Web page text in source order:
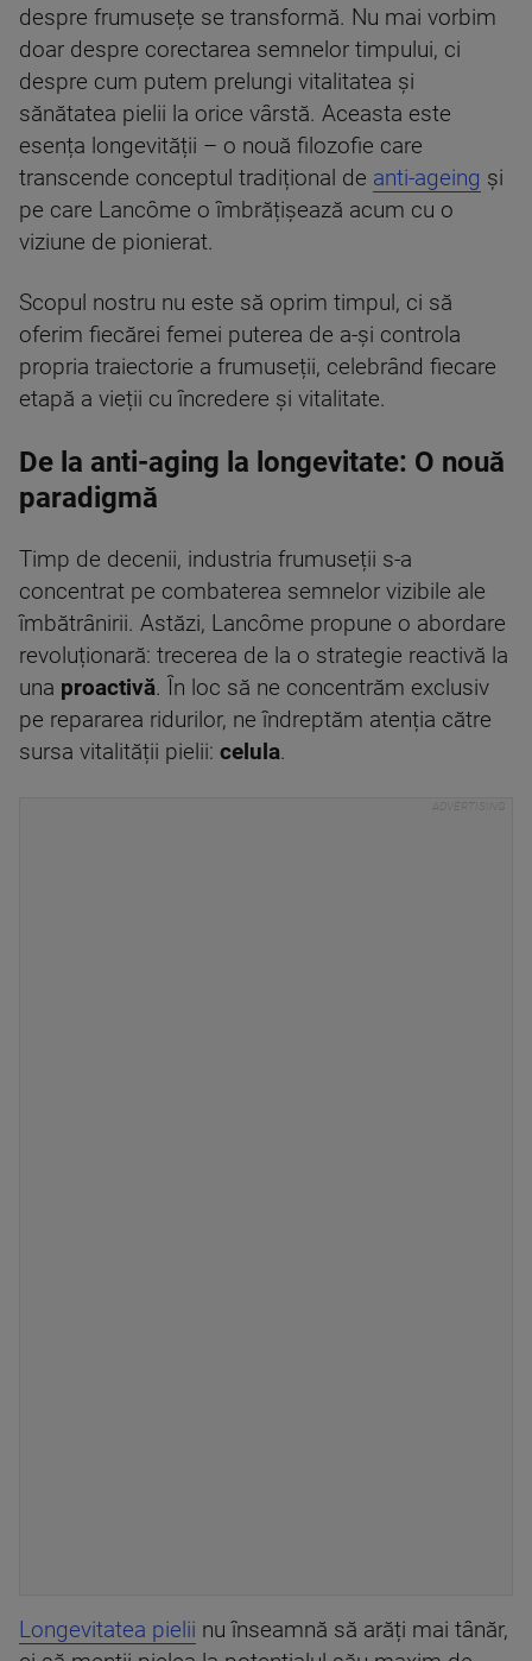
despre frumusețe se transformă. Nu mai vorbim
doar despre corectarea semnelor timpului, ci
despre cum putem prelungi vitalitatea și
sănătatea pielii la orice vârstă. Aceasta este
esența longevității – o nouă filozofie care
transcende conceptul tradițional de anti-ageing și
pe care Lancôme o îmbrățișează acum cu o
viziune de pionierat.
Scopul nostru nu este să oprim timpul, ci să
oferim fiecărei femei puterea de a-și controla
propria traiectorie a frumuseții, celebrând fiecare
etapă a vieții cu încredere și vitalitate.
De la anti-aging la longevitate: O nouă
paradigmă
Timp de decenii, industria frumuseții s-a
concentrat pe combaterea semnelor vizibile ale
îmbătrânirii. Astăzi, Lancôme propune o abordare
revoluționară: trecerea de la o strategie reactivă la
una proactivă. În loc să ne concentrăm exclusiv
pe repararea ridurilor, ne îndreptăm atenția către
sursa vitalității pielii: celula.
Longevitatea pielii nu înseamnă să arăți mai tânăr,